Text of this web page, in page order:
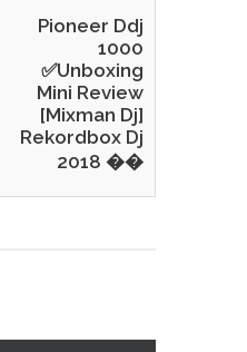
Pioneer Ddj
1000
✅Unboxing
Mini Review
[Mixman Dj]
Rekordbox Dj
2018 ��